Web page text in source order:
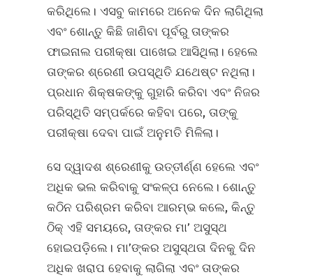
କରିଥିଲେ। ଏସବୁ କାମରେ ଅନେକ ଦିନ ଲାଗିଥିଲା
ଏବଂ ଶୋନ୍ତୁ କିଛି ଜାଣିବା ପୂର୍ବରୁ ତାଙ୍କର
ଫାଇନାଲ ପରୀକ୍ଷା ପାଖେଇ ଆସିଥିଲା। ହେଲେ
ତାଙ୍କର ଶ୍ରେଣୀ ଉପସ୍ଥିତି ଯଥେଷ୍ଟ ନଥିଲା।
ପ୍ରଧାନ ଶିକ୍ଷକଙ୍କୁ ଗୁହାରି କରିବା ଏବଂ ନିଜର
ପରିସ୍ଥିତି ସମ୍ପର୍କରେ କହିବା ପରେ, ତାଙ୍କୁ
ପରୀକ୍ଷା ଦେବା ପାଇଁ ଅନୁମତି ମିଳିଲା।
ସେ ଦ୍ୱାଦଶ ଶ୍ରେଣୀକୁ ଉତ୍ତୀର୍ଣ୍ଣ ହେଲେ ଏବଂ
ଅଧିକ ଭଲ କରିବାକୁ ସଂକଳ୍ପ ନେଲେ। ଶୋନ୍ତୁ
କଠିନ ପରିଶ୍ରମ କରିବା ଆରମ୍ଭ କଲେ, କିନ୍ତୁ
ଠିକ୍‌ ଏହି ସମୟରେ, ତାଙ୍କର ମା’ ଅସୁସ୍ଥ
ହୋଇପଡ଼ିଲେ। ମା’ଙ୍କର ଅସୁସ୍ଥତା ଦିନକୁ ଦିନ
ଅଧିକ ଖରାପ ହେବାକୁ ଲାଗିଲା ଏବଂ ତାଙ୍କର